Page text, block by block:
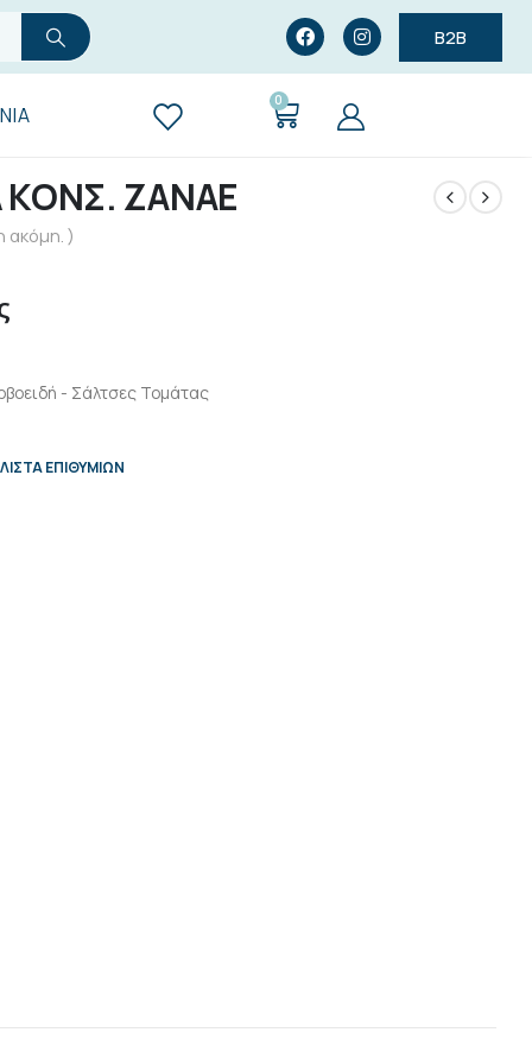
B2B
0
ΚΟΝΣ. ΖΑΝΑΕ
ακόμη. )
- Σάλτσες Τομάτας
ΕΠΙΘΥΜΙΏΝ